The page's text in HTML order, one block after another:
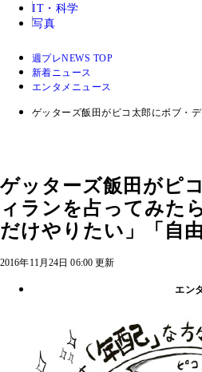
IT・科学
写真
週プレNEWS TOP
新着ニュース
エンタメニュース
ゲッターズ飯田がピコ太郎にボブ・
ゲッターズ飯田がピ
ィランを占ってみた
だけやりたい」「自
2016年11月24日 06:00 更新
エン